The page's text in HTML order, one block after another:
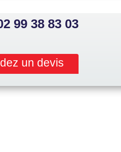
99 38 83 03
un devis